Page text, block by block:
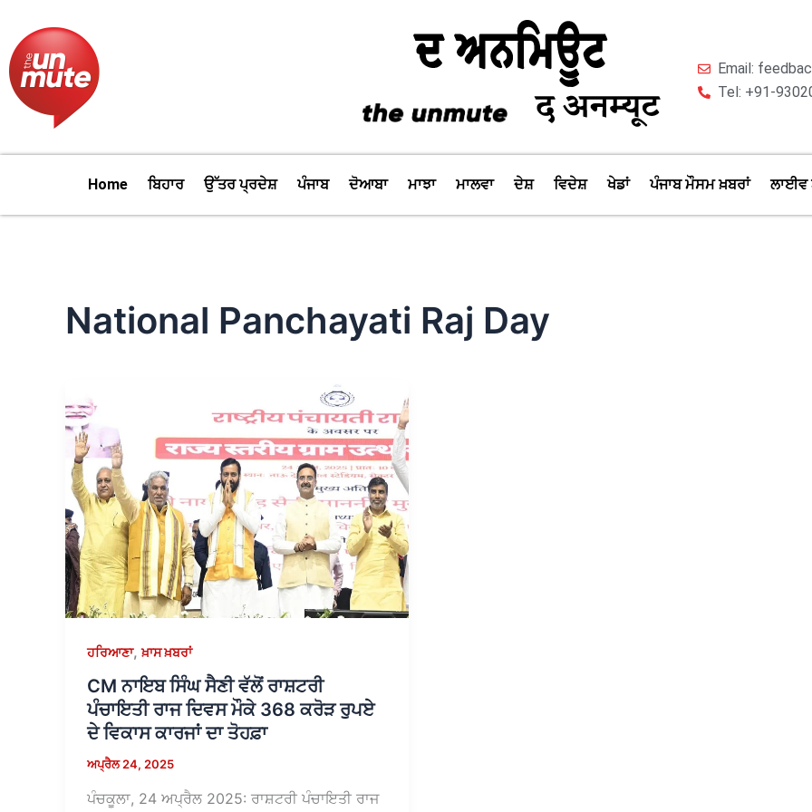
content
Email:
Tel: +91-
Home ਬਿਹਾਰ ਉੱਤਰ ਪ੍ਰਦੇਸ਼ ਪੰਜਾਬ ਦੋਆਬਾ ਮਾਝਾ ਮਾਲਵਾ ਦੇਸ਼ ਵਿਦੇਸ਼ ਖੇਡਾਂ ਪੰਜਾਬ ਮੌਸਮ ਖ਼ਬਰਾਂ ਲਾਈਵ
National Panchayati Raj Day
ਹਰਿਆਣਾ,ਖ਼ਾਸ ਖ਼ਬਰਾਂ
CM ਨਾਇਬ ਸਿੰਘ ਸੈਣੀ ਵੱਲੋਂ ਰਾਸ਼ਟਰੀ
ਪੰਚਾਇਤੀ ਰਾਜ ਦਿਵਸ ਮੌਕੇ 368 ਕਰੋੜ ਰੁਪਏ
ਦੇ ਵਿਕਾਸ ਕਾਰਜਾਂ ਦਾ ਤੋਹਫ਼ਾ
ਅਪ੍ਰੈਲ 24, 2025
ਪੰਚਕੂਲਾ, 24 ਅਪ੍ਰੈਲ 2025: ਰਾਸ਼ਟਰੀ ਪੰਚਾਇਤੀ ਰਾਜ